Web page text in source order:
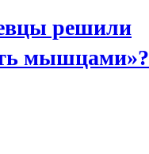
решили
мышцами»?